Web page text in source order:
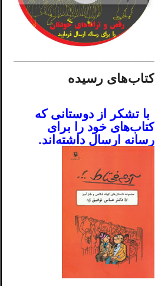
کتاب‌های رسیده
با تشکر از دوستانی که
کتاب‌های خود را برای
رسانه ارسال داشته‌اند.